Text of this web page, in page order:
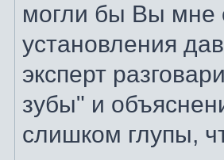
могли бы Вы мне
установления
эксперт
зубы" и
слишком глупы,